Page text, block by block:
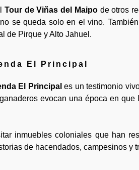
Tour de Viñas del Maipode otros
se queda solo en el vino.
de Pirque y Alto Jahuel.
El Principal
El Principal es un testimonio
evocan una época en
inmuebles coloniales que han
de hacendados, campesinos y